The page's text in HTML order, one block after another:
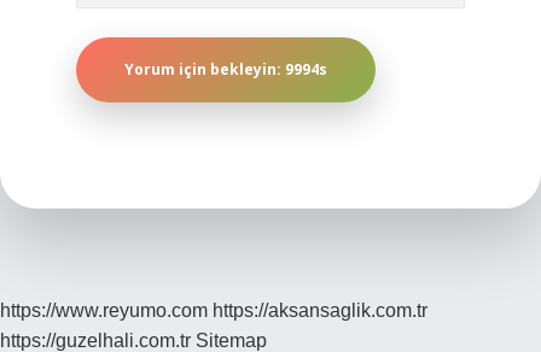
https://www.reyumo.com https://aksansaglik.com.tr
https://guzelhali.com.tr Sitemap